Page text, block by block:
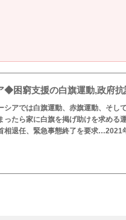
困窮支援の白旗運動,政府抗
シアでは白旗運動、赤旗運動、そし
ったら家に白旗を掲げ助けを求める
相退任、緊急事態終了を要求…2021